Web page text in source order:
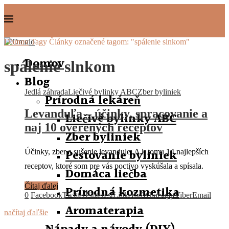
Domov
Blog
Prírodná lekáreň
Liečivé bylinky ABC
Zber byliniek
Pestovanie byliniek
Domáca liečba
Prírodná kozmetika
Aromaterapia
Domov Tagy Články označené tagom: "spálenie slnkom"
spálenie slnkom
Jedlá záhradaLiečivé bylinky ABCZber byliniek
Levanduľa – účinky, spracovanie a
naj 10 overených receptov
Účinky, zber a sušenie levandule. A k tomu 14 najlepších
receptov, ktoré som pre vás poctivo vyskúšala a spísala.
Čítaj ďalej
0 FacebookTwitterPinterestLinkedinWhatsappViberEmail
načítaj ďaľšie